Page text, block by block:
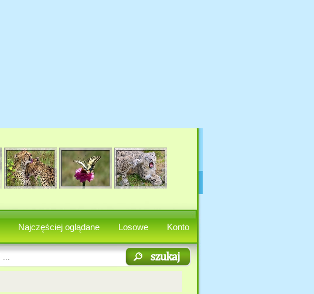
Najczęściej oglądane Losowe Konto